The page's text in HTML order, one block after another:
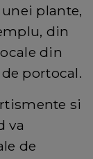
plante,
din
din
portocal.
si
va
de